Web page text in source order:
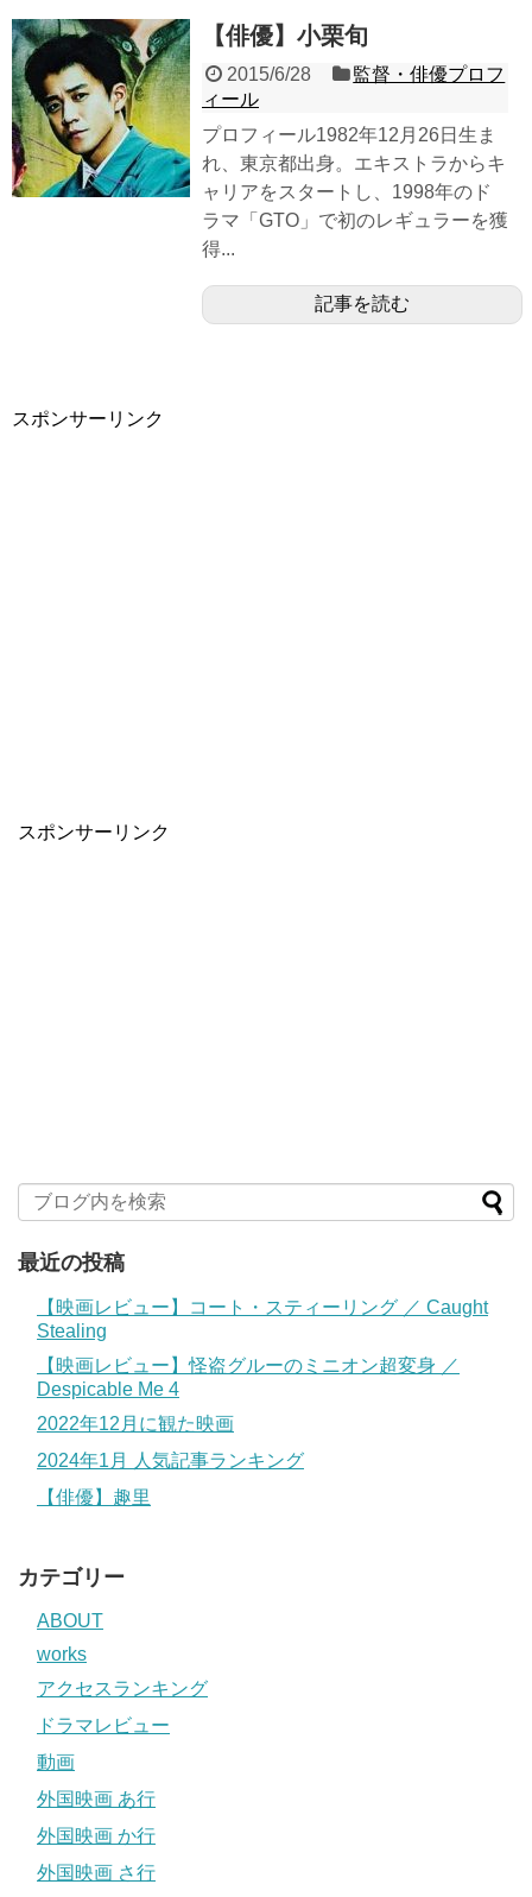
【俳優】小栗旬
2015/6/28
監督・俳優プロフ
ィール
プロフィール1982年12月26日生ま
れ、東京都出身。エキストラからキ
ャリアをスタートし、1998年のド
ラマ「GTO」で初のレギュラーを獲
得...
記事を読む
スポンサーリンク
スポンサーリンク
最近の投稿
【映画レビュー】コート・スティーリング ／ Caught
Stealing
【映画レビュー】怪盗グルーのミニオン超変身 ／
Despicable Me 4
2022年12月に観た映画
2024年1月 人気記事ランキング
【俳優】趣里
カテゴリー
ABOUT
works
アクセスランキング
ドラマレビュー
動画
外国映画 あ行
外国映画 か行
外国映画 さ行